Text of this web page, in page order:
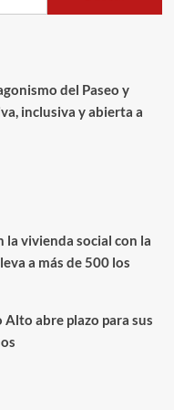
del Paseo y
inclusiva y abierta a
la vivienda social con la
a más de 500 los
Alto abre plazo para sus